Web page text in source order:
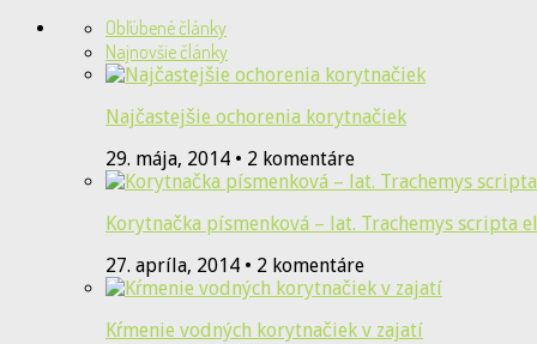
Obľúbené články
Najnovšie články
Najčastejšie ochorenia korytnačiek
29. mája, 2014 • 2 komentáre
Korytnačka písmenková – lat. Trachemys scripta
27. apríla, 2014 • 2 komentáre
Kŕmenie vodných korytnačiek v zajatí